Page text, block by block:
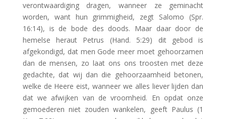
verontwaardiging dragen, wanneer ze geminacht
worden, want hun grimmigheid, zegt Salomo (Spr.
16:14), is de bode des doods. Maar daar door de
hemelse heraut Petrus (Hand. 5:29) dit gebod is
afgekondigd, dat men Gode meer moet gehoorzamen
dan de mensen, zo laat ons ons troosten met deze
gedachte, dat wij dan die gehoorzaamheid betonen,
welke de Heere eist, wanneer we alles liever lijden dan
dat we afwijken van de vroomheid. En opdat onze
gemoederen niet zouden wankelen, geeft Paulus (1